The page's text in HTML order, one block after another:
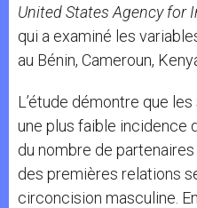
United States Agency for
qui a examiné les
au Bénin, Cameroun,
L’étude démontre que
une plus faible incidence
du nombre de
des premières relations
circoncision masculine.